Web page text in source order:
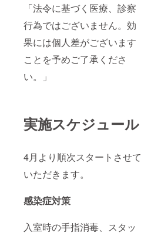
「法令に基づく医療、診察
行為ではございません。効
果には個人差がございます
ことを予めご了承くださ
い。」
実施スケジュール
4月より順次スタートさせて
いただきます。
感染症対策
入室時の手指消毒、スタッ